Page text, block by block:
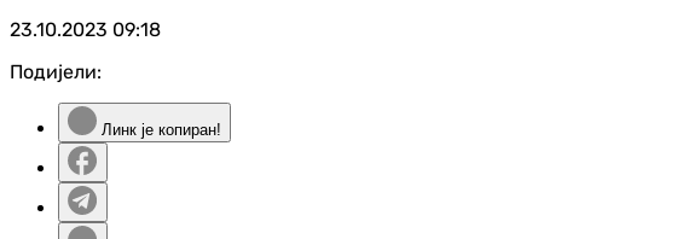
23.10.2023 09:18
Подијели:
Линк је копиран!